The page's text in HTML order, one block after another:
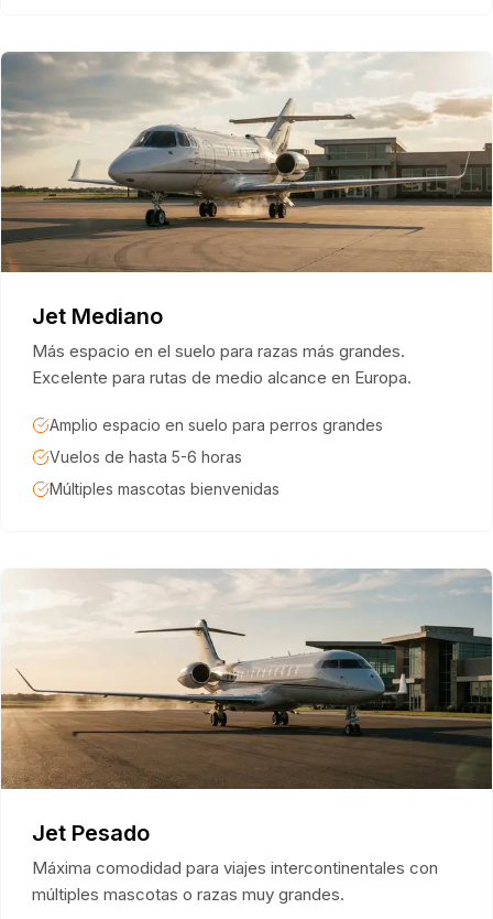
Jet Mediano
Más espacio en el suelo para razas más grandes.
Excelente para rutas de medio alcance en Europa.
Amplio espacio en suelo para perros grandes
Vuelos de hasta 5-6 horas
Múltiples mascotas bienvenidas
Jet Pesado
Máxima comodidad para viajes intercontinentales con
múltiples mascotas o razas muy grandes.